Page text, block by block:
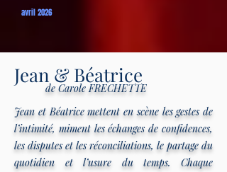
avril 2026
Jean & Béatrice
Jean et Béatrice mettent en scène les gestes de
l’intimité, miment les échanges de confidences,
les disputes et les réconciliations, le partage du
quotidien et l’usure du temps. Chaque
de Carole FRECHETTE